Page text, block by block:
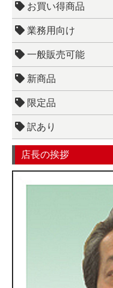
お買い得商品
業務用向け
一般販売可能
新商品
限定品
訳あり
店長の挨拶